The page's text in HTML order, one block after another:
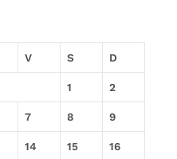
V S D
1 2
7 8 9
14 15 16